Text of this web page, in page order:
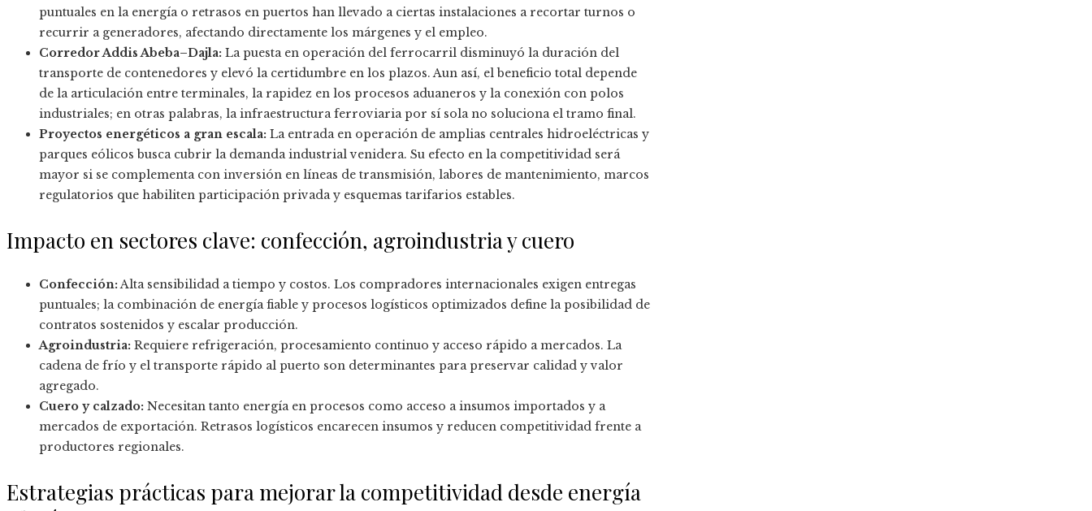
puntuales en la energía o retrasos en puertos han llevado a ciertas instalaciones a recortar turnos o
recurrir a generadores, afectando directamente los márgenes y el empleo.
Corredor Addis Abeba–Dajla: La puesta en operación del ferrocarril disminuyó la duración del
transporte de contenedores y elevó la certidumbre en los plazos. Aun así, el beneficio total depende
de la articulación entre terminales, la rapidez en los procesos aduaneros y la conexión con polos
industriales; en otras palabras, la infraestructura ferroviaria por sí sola no soluciona el tramo final.
Proyectos energéticos a gran escala: La entrada en operación de amplias centrales hidroeléctricas y
parques eólicos busca cubrir la demanda industrial venidera. Su efecto en la competitividad será
mayor si se complementa con inversión en líneas de transmisión, labores de mantenimiento, marcos
regulatorios que habiliten participación privada y esquemas tarifarios estables.
Impacto en sectores clave: confección, agroindustria y cuero
Confección:Alta sensibilidad a tiempo y costos. Los compradores internacionales exigen entregas
puntuales; la combinación de energía fiable y procesos logísticos optimizados define la posibilidad de
contratos sostenidos y escalar producción.
Agroindustria: Requiere refrigeración, procesamiento continuo y acceso rápido a mercados. La
cadena de frío y el transporte rápido al puerto son determinantes para preservar calidad y valor
agregado.
Cuero y calzado: Necesitan tanto energía en procesos como acceso a insumos importados y a
mercados de exportación. Retrasos logísticos encarecen insumos y reducen competitividad frente a
productores regionales.
Estrategias prácticas para mejorar la competitividad desde energía